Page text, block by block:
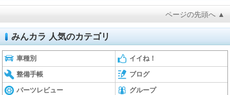
ページの先頭へ ▲
みんカラ 人気のカテゴリ
車種別 イイね！
整備手帳 ブログ
パーツレビュー グループ